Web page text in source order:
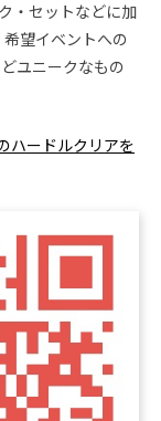
・セットなどに加
望イベントへの
ユニークなもの
ハードルクリアを